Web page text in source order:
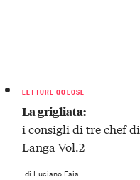
LETTURE GOLOSE
La grigliata:
i consigli di tre chef di
Langa Vol.2
di Luciano Faia